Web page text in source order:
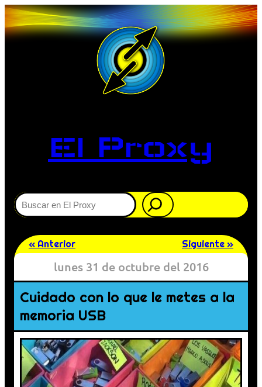
El Proxy
Buscar
« Anterior Siguiente »
lunes 31 de octubre del 2016
Cuidado con lo que le metes a la
memoria USB